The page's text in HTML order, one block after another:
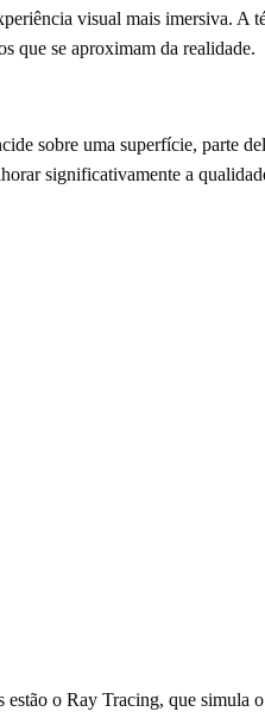
visual mais imersiva. A
que se aproximam da realidade.
sobre uma superfície, parte
significativamente a
estão o Ray Tracing, que simula o